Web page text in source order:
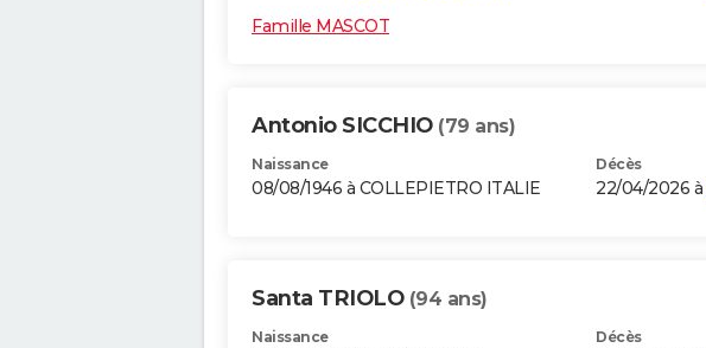
Famille MASCOT
Antonio SICCHIO (79 ans)
Naissance
08/08/1946 à COLLEPIETRO ITALIE
Décès
22/04/2026 à
Santa TRIOLO (94 ans)
Naissance Décès